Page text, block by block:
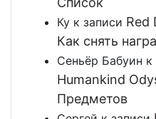
Ку к записи Red
Как снять
Сеньёр Бабуин к
Humankind
Предметов